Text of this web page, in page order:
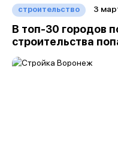
строительство 3
В топ-30 городов
строительства